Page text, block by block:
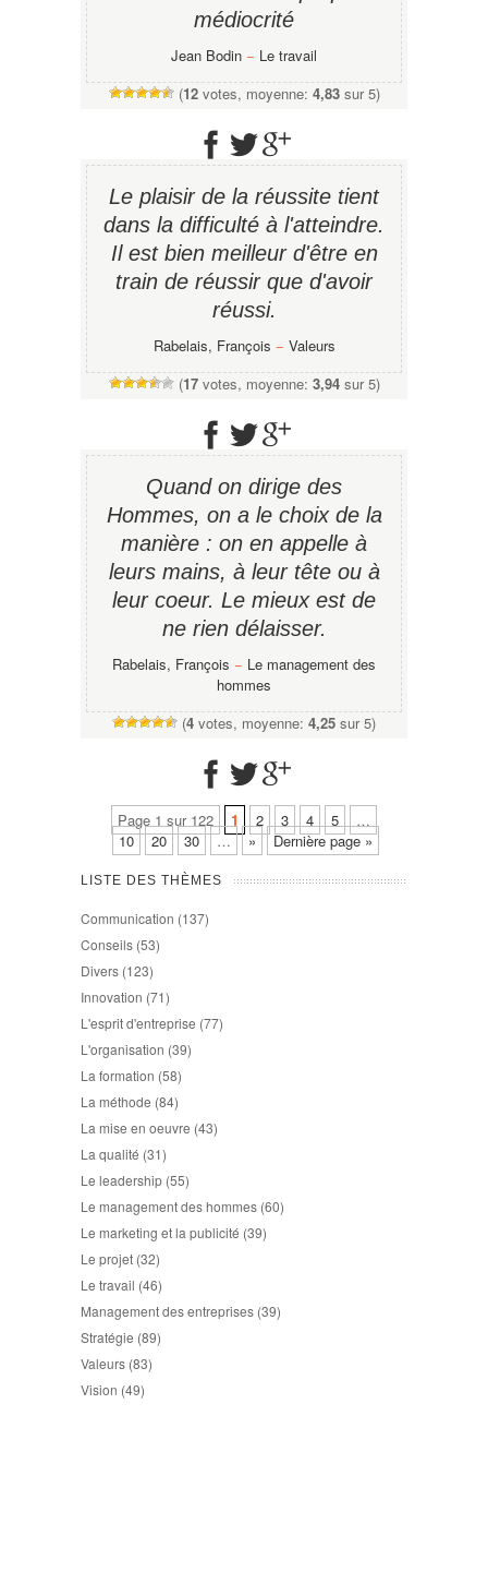
médiocrité
Jean Bodin − Le travail
(12votes, moyenne: 4,83sur 5)
Le plaisir de la réussite tient
dans la difficulté à l'atteindre.
Il est bien meilleur d'être en
train de réussir que d'avoir
réussi.
Rabelais, François − Valeurs
(17votes, moyenne: 3,94sur 5)
Quand on dirige des
Hommes, on a le choix de la
manière : on en appelle à
leurs mains, à leur tête ou à
leur coeur. Le mieux est de
ne rien délaisser.
Rabelais, François − Le management des
hommes
(4 votes, moyenne: 4,25 sur 5)
Page 1 sur 122 1 2 3 4 5
…
10
20 30 … » Dernière page »
LISTE DES THÈMES
Communication (137)
Conseils (53)
Divers (123)
Innovation (71)
L'esprit d'entreprise (77)
L'organisation (39)
La formation (58)
La méthode (84)
La mise en oeuvre (43)
La qualité (31)
Le leadership (55)
Le management des hommes (60)
Le marketing et la publicité (39)
Le projet (32)
Le travail (46)
Management des entreprises (39)
Stratégie (89)
Valeurs (83)
Vision (49)